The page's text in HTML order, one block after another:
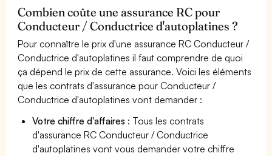
Combien coûte une assurance RC pour
Conducteur / Conductrice d'autoplatines ?
Pour connaître le prix d'une assurance RC Conducteur /
Conductrice d'autoplatines il faut comprendre de quoi
ça dépend le prix de cette assurance. Voici les éléments
que les contrats d'assurance pour Conducteur /
Conductrice d'autoplatines vont demander :
Votre chiffre d'affaires : Tous les contrats
d'assurance RC Conducteur / Conductrice
d'autoplatines vont vous demander votre chiffre